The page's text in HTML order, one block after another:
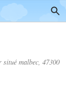
situé malbec, 47300